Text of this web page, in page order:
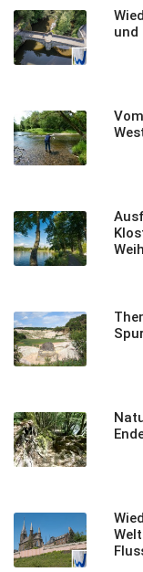
und